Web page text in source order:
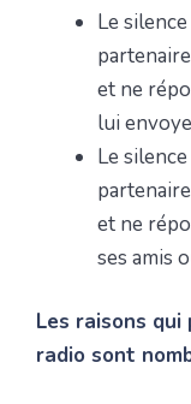
Le
et ne
lui
Le
et ne
ses amis
Les raisons
radio sont